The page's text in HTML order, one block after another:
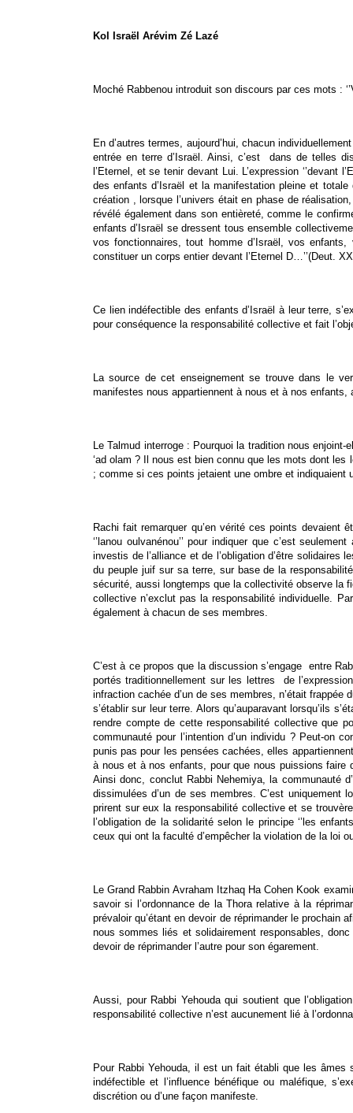
Kol Israël Arévim Zé Lazé
Moché Rabbenou introduit son discours par ces mots :
En d’autres termes, aujourd’hui, chacun
entrée en terre d’Israël. Ainsi, c’est dans de telles
l’Eternel, et se tenir devant Lui. L’expression ‘’devant
des enfants d’Israël et la manifestation pleine et
création , lorsque l’univers était en phase de
révélé également dans son entièreté, comme le
enfants d’Israël se dressent tous ensemble
vos fonctionnaires, tout homme d’Israël, vos
constituer un corps entier devant l’Eternel D…’’(Deut.
Ce lien indéfectible des enfants d’Israël à leur terre,
pour conséquence la responsabilité collective et fait
La source de cet enseignement se trouve dans le
manifestes nous appartiennent à nous et à nos
Le Talmud interroge : Pourquoi la tradition nous enjoint-
‘ad olam ? Il nous est bien connu que les mots dont
; comme si ces points jetaient une ombre et indiquaient
Rachi fait remarquer qu’en vérité ces points devaient
‘’lanou oulvanénou’’ pour indiquer que c’est
investis de l’alliance et de l’obligation d’être
du peuple juif sur sa terre, sur base de la
sécurité, aussi longtemps que la collectivité observe la
collective n’exclut pas la responsabilité individuelle.
également à chacun de ses membres.
C’est à ce propos que la discussion s’engage entre
portés traditionnellement sur les lettres de
infraction cachée d’un de ses membres, n’était
s’établir sur leur terre. Alors qu’auparavant lorsqu’ils
rendre compte de cette responsabilité collective que
communauté pour l’intention d’un individu ? Peut-on
punis pas pour les pensées cachées, elles
à nous et à nos enfants, pour que nous puissions faire
Ainsi donc, conclut Rabbi Nehemiya, la communauté
dissimulées d’un de ses membres. C’est uniquement
prirent sur eux la responsabilité collective et se
l’obligation de la solidarité selon le principe ‘’les
ceux qui ont la faculté d’empêcher la violation de la loi
Le Grand Rabbin Avraham Itzhaq Ha Cohen Kook
savoir si l’ordonnance de la Thora relative à la
prévaloir qu’étant en devoir de réprimander le prochain
nous sommes liés et solidairement responsables,
devoir de réprimander l’autre pour son égarement.
Aussi, pour Rabbi Yehouda qui soutient que
responsabilité collective n’est aucunement lié à
Pour Rabbi Yehouda, il est un fait établi que les
indéfectible et l’influence bénéfique ou maléfique,
discrétion ou d’une façon manifeste.